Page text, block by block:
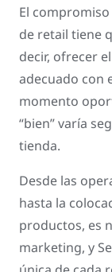
El
de retail tiene
decir, ofrecer
adecuado con
momento
“bien” varía
tienda.
Desde las
hasta la
productos, es
marketing, y